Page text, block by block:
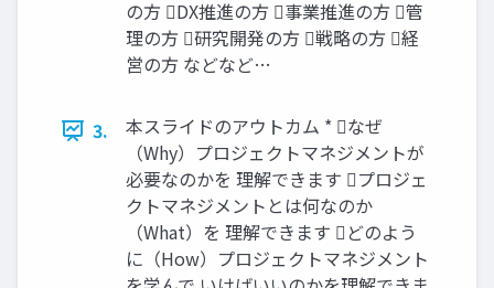
の方 DX推進の方 事業推進の方 管
理の方 研究開発の方 戦略の方 経
営の方 などなど…
3.
本スライドのアウトカム * なぜ
（Why）プロジェクトマネジメントが
必要なのかを 理解できます プロジェ
クトマネジメントとは何なのか
（What）を 理解できます どのよう
に（How）プロジェクトマネジメント